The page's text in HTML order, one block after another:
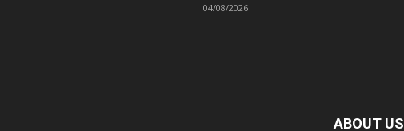
04/08/2026
ABOUT US